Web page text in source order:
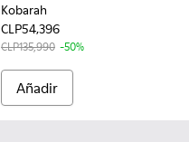
Kobarah
CLP54,396
CLP135,990 -50%
Añadir